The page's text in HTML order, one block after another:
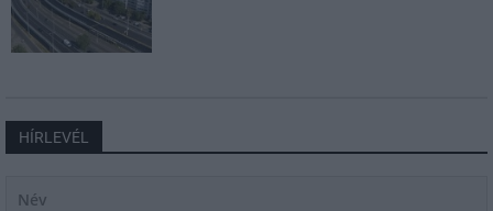
HÍRLEVÉL
Név